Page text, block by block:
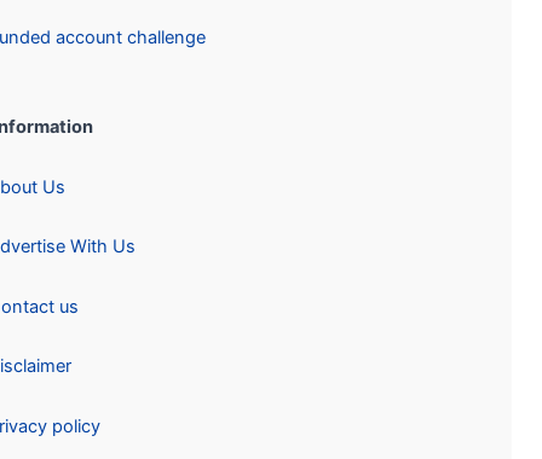
Funded account challenge
Information:
About Us
Advertise With Us
Contact us
Disclaimer
Privacy policy